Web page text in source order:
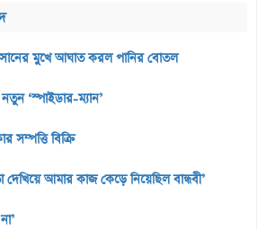
মুখে আঘাত করল পানির বোতল
‘স্পাইডার-ম্যান’
সম্পত্তি বিক্রি
দেখিয়ে আমার কাজ কেড়ে নিয়েছিল বান্ধবী’